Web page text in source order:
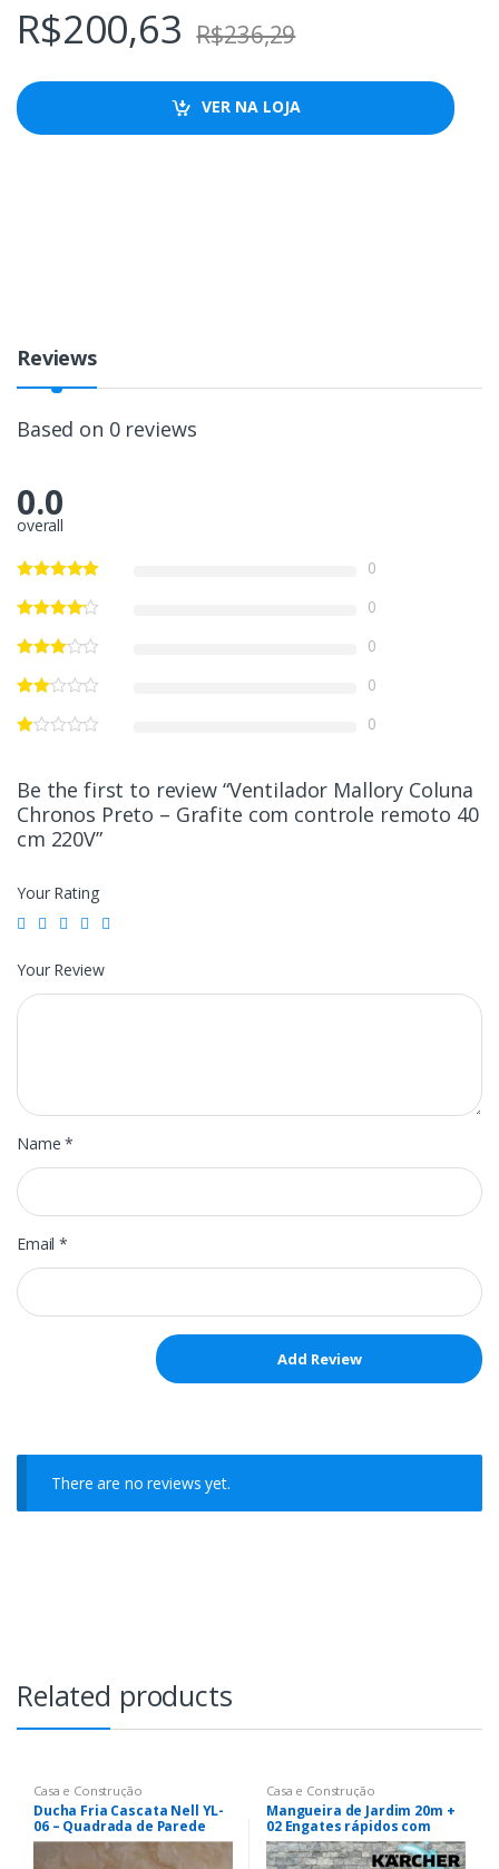
R$200,63 R$236,29
VER NA LOJA
Reviews
Based on 0 reviews
0.0
overall
0
0
0
0
0
Be the first to review “Ventilador Mallory Coluna
Chronos Preto – Grafite com controle remoto 40
cm 220V”
Your Rating
Your Review
Name*
Email*
There are no reviews yet.
Related products
Casa e Construção
Ducha Fria Cascata Nell YL-
06 – Quadrada de Parede
Cromada
Casa e Construção
Mangueira de Jardim 20m +
02 Engates rápidos com
Acqua Stop + 01 Esguicho +
01 Conector